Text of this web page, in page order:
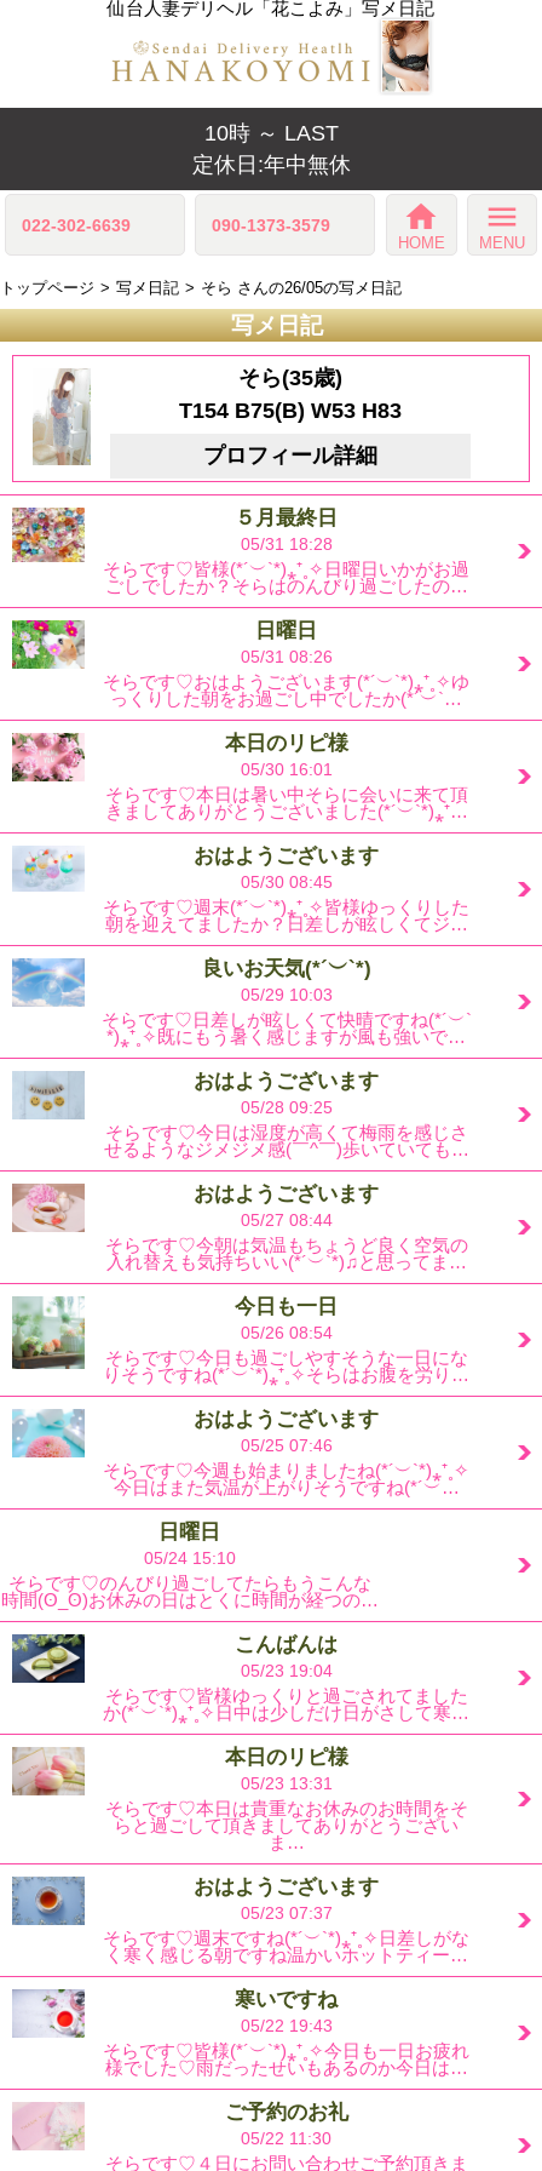
仙台人妻デリヘル「花こよみ」写メ日記
10時 ～ LAST
定休日:年中無休
022-302-6639 090-1373-3579 home
HOME
menu
MENU
トップページ 写メ日記 そら さんの26/05の写メ日記
写メ日記
そら(35歳)
T154 B75(B) W53 H83
プロフィール詳細
５月最終日
05/31 18:28
そらです♡皆様(*´︶`*)⁎⁺˳✧日曜日いかがお過
ごしでしたか？そらはのんびり過ごしたの…
日曜日
05/31 08:26
そらです♡おはようございます(*´︶`*)⁎⁺˳✧ゆ
っくりした朝をお過ごし中でしたか(*´︶`…
本日のリピ様
05/30 16:01
そらです♡本日は暑い中そらに会いに来て頂
きましてありがとうございました(*´︶`*)⁎⁺…
おはようございます
05/30 08:45
そらです♡週末(*´︶`*)⁎⁺˳✧皆様ゆっくりした
朝を迎えてましたか？日差しが眩しくてジ…
良いお天気(*´︶`*)
05/29 10:03
そらです♡日差しが眩しくて快晴ですね(*´︶`
*)⁎⁺˳✧既にもう暑く感じますが風も強いで…
おはようございます
05/28 09:25
そらです♡今日は湿度が高くて梅雨を感じさ
せるようなジメジメ感(￣^￣)歩いていても…
おはようございます
05/27 08:44
そらです♡今朝は気温もちょうど良く空気の
入れ替えも気持ちいい(*´︶`*)♫と思ってま…
今日も一日
05/26 08:54
そらです♡今日も過ごしやすそうな一日にな
りそうですね(*´︶`*)⁎⁺˳✧そらはお腹を労り…
おはようございます
05/25 07:46
そらです♡今週も始まりましたね(*´︶`*)⁎⁺˳✧
今日はまた気温が上がりそうですね(*´︶…
日曜日
05/24 15:10
そらです♡のんびり過ごしてたらもうこんな
時間(ʘ_ʘ)お休みの日はとくに時間が経つの…
こんばんは
05/23 19:04
そらです♡皆様ゆっくりと過ごされてました
か(*´︶`*)⁎⁺˳✧日中は少しだけ日がさして寒…
本日のリピ様
05/23 13:31
そらです♡本日は貴重なお休みのお時間をそ
らと過ごして頂きましてありがとうござい
ま…
おはようございます
05/23 07:37
そらです♡週末ですね(*´︶`*)⁎⁺˳✧日差しがな
く寒く感じる朝ですね温かいホットティー…
寒いですね
05/22 19:43
そらです♡皆様(*´︶`*)⁎⁺˳✧今日も一日お疲れ
様でした♡雨だったせいもあるのか今日は…
ご予約のお礼
05/22 11:30
そらです♡４日にお問い合わせご予約頂きま